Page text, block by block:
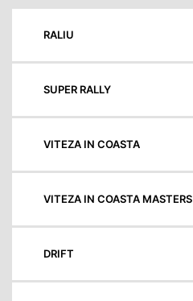
RALIU
SUPER RALLY
VITEZA IN COASTA
VITEZA IN COASTA MASTERS
DRIFT